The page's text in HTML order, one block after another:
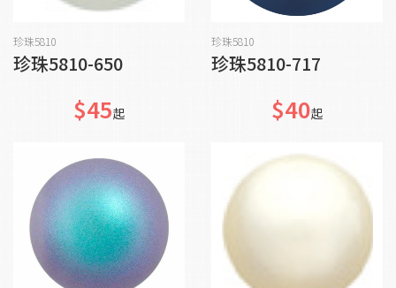
珍珠5810
珍珠5810-650
$45起
珍珠5810
珍珠5810-717
$40起